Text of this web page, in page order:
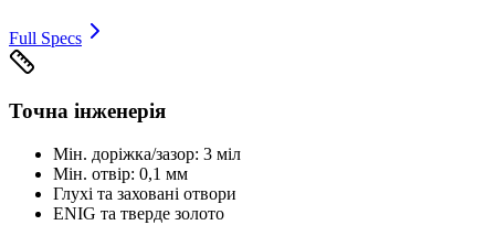
Full Specs
Точна інженерія
Мін. доріжка/зазор: 3 міл
Мін. отвір: 0,1 мм
Глухі та заховані отвори
ENIG та тверде золото